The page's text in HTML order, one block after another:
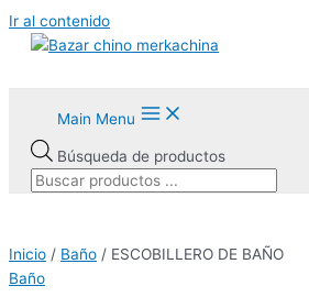
Ir al contenido
Main Menu
Búsqueda de productos
Inicio / Baño / ESCOBILLERO DE BAÑO
Baño